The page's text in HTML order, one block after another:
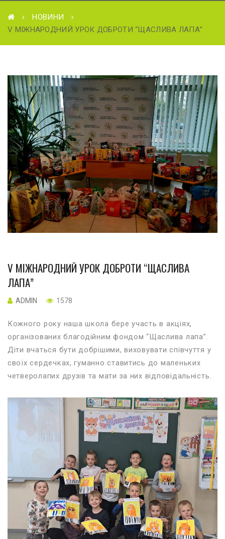
НОВИНИ
V МІЖНАРОДНИЙ УРОК ДОБРОТИ “ЩАСЛИВА ЛАПА”
V МІЖНАРОДНИЙ УРОК ДОБРОТИ “ЩАСЛИВА
ЛАПА”
ADMIN 1578
Кожного року наша школа бере участь в акціях,
організованих благодійним фондом “Щаслива лапа”.
Діти вчаться бути добрішими, виховувати співчуття у
своїх сердечках, гуманно ставитись до маленьких
четверолапих друзів та мати за них відповідальність.